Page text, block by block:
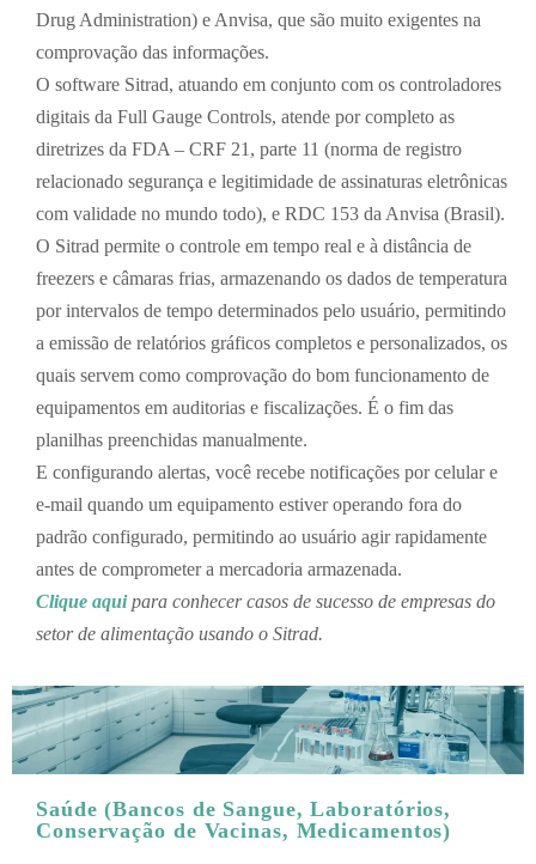
Drug Administration) e Anvisa, que são muito exigentes na
comprovação das informações.
O software Sitrad, atuando em conjunto com os controladores
digitais da Full Gauge Controls, atende por completo as
diretrizes da FDA – CRF 21, parte 11 (norma de registro
relacionado segurança e legitimidade de assinaturas eletrônicas
com validade no mundo todo), e RDC 153 da Anvisa (Brasil).
O Sitrad permite o controle em tempo real e à distância de
freezers e câmaras frias, armazenando os dados de temperatura
por intervalos de tempo determinados pelo usuário, permitindo
a emissão de relatórios gráficos completos e personalizados, os
quais servem como comprovação do bom funcionamento de
equipamentos em auditorias e fiscalizações. É o fim das
planilhas preenchidas manualmente.
E configurando alertas, você recebe notificações por celular e
e-mail quando um equipamento estiver operando fora do
padrão configurado, permitindo ao usuário agir rapidamente
antes de comprometer a mercadoria armazenada.
Clique aquipara conhecer casos de sucesso de empresas do
setor de alimentação usando o Sitrad.
Saúde (Bancos de Sangue, Laboratórios,
Conservação de Vacinas, Medicamentos)